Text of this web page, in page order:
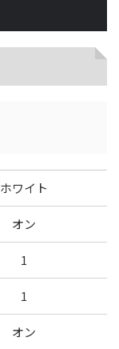
ホワイト
オン
1
1
オン